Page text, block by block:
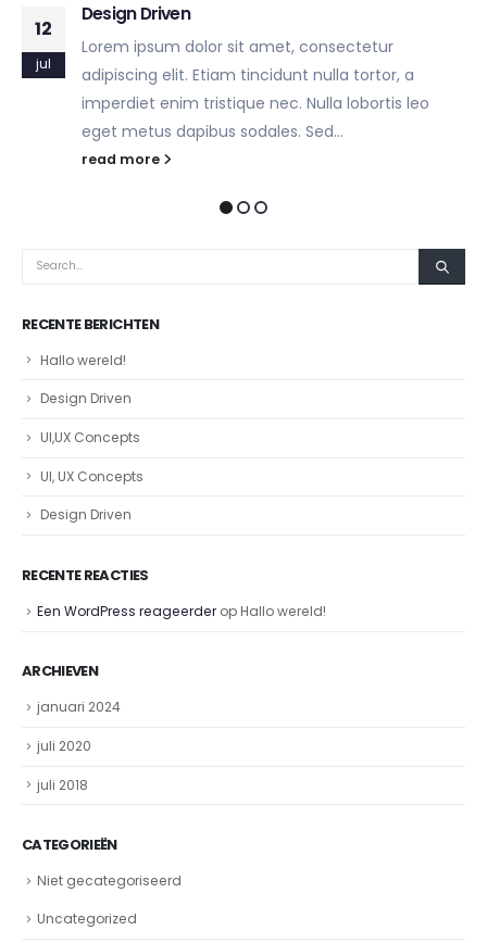
12
jul
Design Driven
Lorem ipsum dolor sit amet, consectetur
adipiscing elit. Etiam tincidunt nulla tortor, a
imperdiet enim tristique nec. Nulla lobortis leo
eget metus dapibus sodales. Sed...
read more
RECENTE BERICHTEN
Hallo wereld!
Design Driven
UI,UX Concepts
UI, UX Concepts
Design Driven
RECENTE REACTIES
Een WordPress reageerder opHallo wereld!
ARCHIEVEN
januari 2024
juli 2020
juli 2018
CATEGORIEËN
Niet gecategoriseerd
Uncategorized